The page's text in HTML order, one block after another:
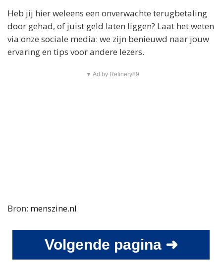
Heb jij hier weleens een onverwachte terugbetaling
door gehad, of juist geld laten liggen? Laat het weten
via onze sociale media: we zijn benieuwd naar jouw
ervaring en tips voor andere lezers.
▼ Ad by Refinery89
Bron: menszine.nl
Volgende pagina ➜